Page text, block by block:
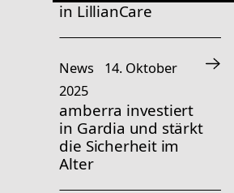
in LillianCare
News
14. Oktober
2025
amberra investiert
in Gardia und stärkt
die Sicherheit im
Alter